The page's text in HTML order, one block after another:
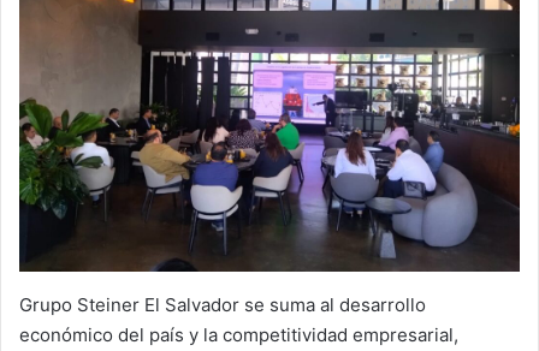
Grupo Steiner El Salvador se suma al desarrollo
económico del país y la competitividad empresarial,